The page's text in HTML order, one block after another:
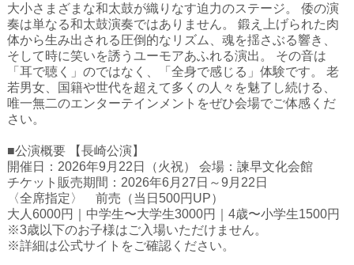
大小さまざまな和太鼓が織りなす迫力のステージ。 倭の演
奏は単なる和太鼓演奏ではありません。 鍛え上げられた肉
体から生み出される圧倒的なリズム、魂を揺さぶる響き、
そして時に笑いを誘うユーモアあふれる演出。 その音は
「耳で聴く」のではなく、「全身で感じる」体験です。 老
若男女、国籍や世代を超えて多くの人々を魅了し続ける、
唯一無二のエンターテインメントをぜひ会場でご体感くだ
さい。
■公演概要 【長崎公演】
開催日：2026年9月22日（火祝） 会場：諫早文化会館
チケット販売期間：2026年6月27日～9月22日
〈全席指定〉 前売（当日500円UP）
大人6000円｜中学生〜大学生3000円｜4歳〜小学生1500円
※3歳以下のお子様はご入場いただけません。
※詳細は公式サイトをご確認ください。
ながよebooks
ごとうebooks
おおむらebooks
みなみしまばらebooks
はさみebooks
ながさき市ebooks
さいかいイーブックス
長崎MICE観光マップ